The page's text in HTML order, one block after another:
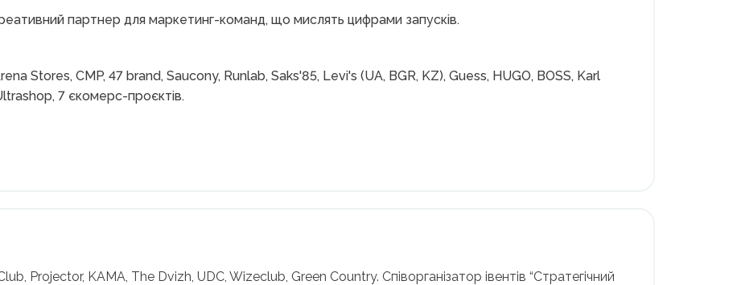
партнер для маркетинг-команд, що мислять цифрами запусків.
Stores, CMP, 47 brand, Saucony, Runlab, Saks'85, Levi's (UA, BGR, KZ), Guess, HUGO, BOSS, Karl
7 єкомерс-проєктів.
Projector, KAMA, The Dvizh, UDC, Wizeclub, Green Country. Співорганізатор івентів “Стратегічний